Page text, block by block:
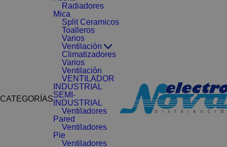
CATEGORÍAS
Radiadores
Mica
Split Ceramicos
Toalleros
Varios
Ventilación
Climatizadores
Varios
Ventilación
VENTILADOR
INDUSTRIAL
SEMI-
INDUSTRIAL
Ventiladores
Pared
Ventiladores
Pie
Ventiladores